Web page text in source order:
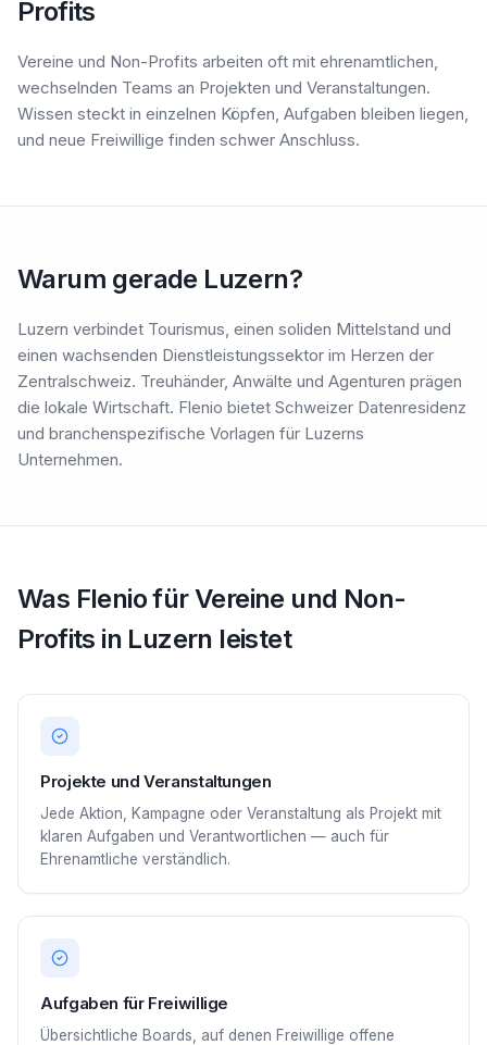
Profits
Vereine und Non-Profits arbeiten oft mit ehrenamtlichen,
wechselnden Teams an Projekten und Veranstaltungen.
Wissen steckt in einzelnen Köpfen, Aufgaben bleiben liegen,
und neue Freiwillige finden schwer Anschluss.
Warum gerade Luzern?
Luzern verbindet Tourismus, einen soliden Mittelstand und
einen wachsenden Dienstleistungssektor im Herzen der
Zentralschweiz. Treuhänder, Anwälte und Agenturen prägen
die lokale Wirtschaft. Flenio bietet Schweizer Datenresidenz
und branchenspezifische Vorlagen für Luzerns
Unternehmen.
Was Flenio für Vereine und Non-
Profits in Luzern leistet
Projekte und Veranstaltungen
Jede Aktion, Kampagne oder Veranstaltung als Projekt mit
klaren Aufgaben und Verantwortlichen — auch für
Ehrenamtliche verständlich.
Aufgaben für Freiwillige
Übersichtliche Boards, auf denen Freiwillige offene